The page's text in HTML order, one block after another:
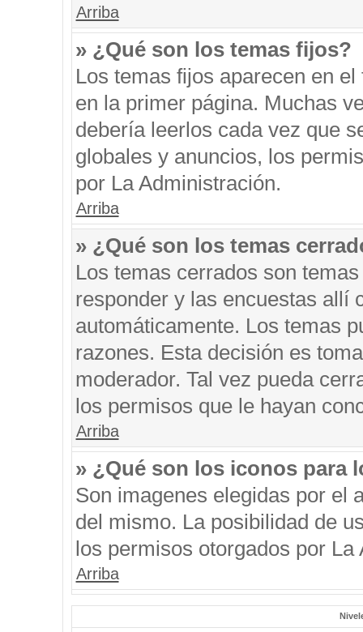
Arriba
» ¿Qué son los temas fijos?
Los temas fijos aparecen en
en la primer página. Muchas
debería leerlos cada vez que
globales y anuncios, los
por La Administración.
Arriba
» ¿Qué son los temas
Los temas cerrados son
responder y las encuestas allí
automáticamente. Los temas
razones. Esta decisión es
moderador. Tal vez pueda
los permisos que le hayan
Arriba
» ¿Qué son los iconos para
Son imagenes elegidas por el
del mismo. La posibilidad de
los permisos otorgados por La
Arriba